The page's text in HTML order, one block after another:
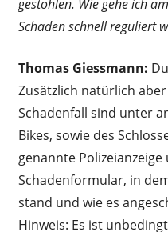
gestohlen. Wie gehe ich
Schaden schnell reguliert
Thomas Giessmann:
Zusätzlich natürlich
Schadenfall sind unter
Bikes, sowie des
genannte Polizeianzeige
Schadenformular, in
stand und wie es
Hinweis: Es ist